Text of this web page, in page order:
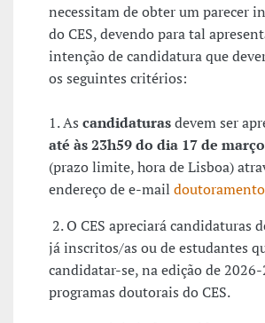
necessitam de obter um parecer
do CES, devendo para tal
intenção de candidatura que
os seguintes critérios:
1. As candidaturasdevem ser
até às 23h59 do dia 17 de
(prazo limite, hora de Lisboa)
endereço de e-mail
2. O CES apreciará candidaturas
já inscritos/as ou de estudantes
candidatar-se, na edição de 2026-
programas doutorais do CES.